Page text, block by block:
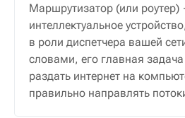
Маршрутизатор (или роутер)
интеллектуальное
в роли диспетчера вашей
словами, его главная
раздать интернет на
правильно направлять